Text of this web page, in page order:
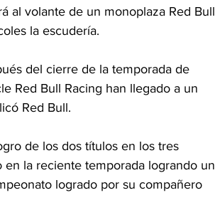
al volante de un monoplaza Red Bull
la escudería.
del cierre de la temporada de
Red Bull Racing han llegado a un
Red Bull.
de los dos títulos en los tres
la reciente temporada logrando un
logrado por su compañero